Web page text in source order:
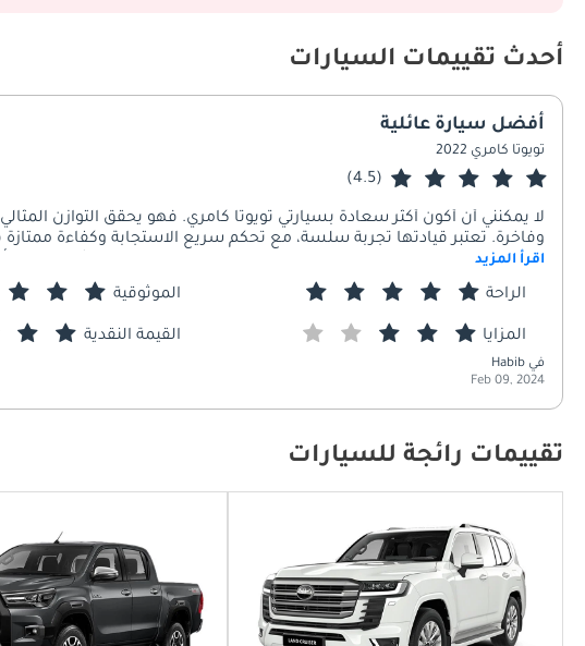
أحدث تقييمات السيارات
أفضل سيارة عائلية
تويوتا كامري 2022
(4.5)
لا يمكنني أن أكون أكثر سعادة بسيارتي تويوتا كامري. فهو يحقق التوازن
وفاخرة. تعتبر قيادتها تجربة سلسة، مع تحكم سريع الاستجابة وكفاءة ممتازة
ذلك نظام المعلومات والترفيه عالي المستوى، إلى متعة القيادة الشاملة.
المتانة تستحقها عن جدارة، كما أنها تقدم قيمة كبيرة مقابل المال. لقد
اقرأ المزيد
الراحة الموثوقية
المزايا القيمة النقدية
في Habib
Feb 09, 2024
تقييمات رائجة للسيارات